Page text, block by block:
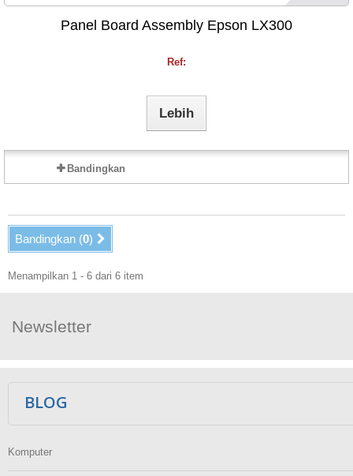
Panel Board Assembly Epson LX300
Ref:
Lebih
Bandingkan
Bandingkan (0)
Menampilkan 1 - 6 dari 6 item
Newsletter
BLOG
Komputer